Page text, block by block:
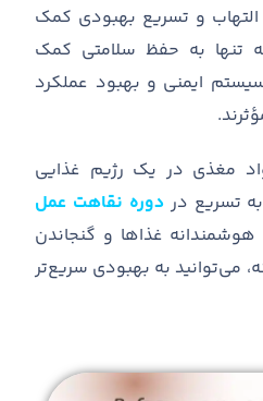
و تسریع بهبودی کمک
تنها به حفظ سلامتی کمک
ایمنی و بهبود عملکرد
.
مغذی در یک رژیم غذایی
تسریع در دوره نقاهت عمل
هوشمندانه غذاها و گنجاندن
میتوانید به بهبودی سریعتر